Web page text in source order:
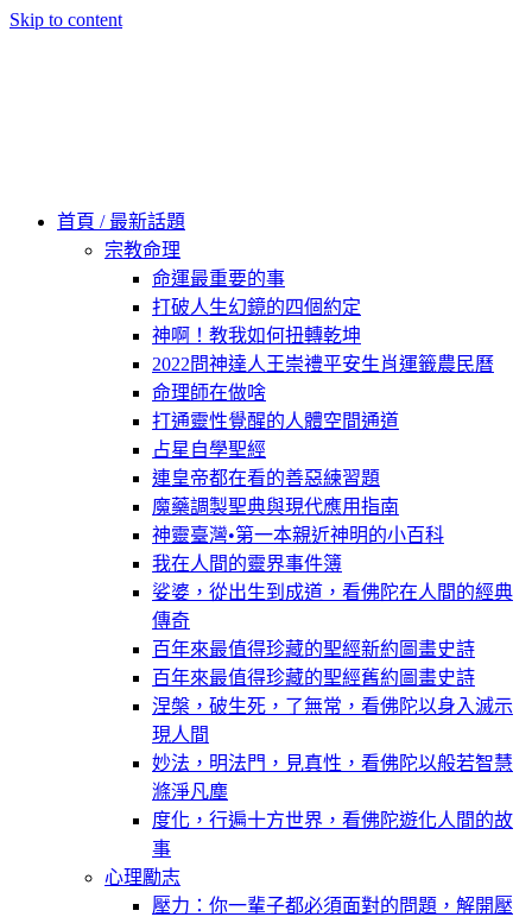
Skip to content
首頁 / 最新話題
宗教命理
命運最重要的事
打破人生幻鏡的四個約定
神啊！教我如何扭轉乾坤
2022問神達人王崇禮平安生肖運籤農民曆
命理師在做啥
打通靈性覺醒的人體空間通道
占星自學聖經
連皇帝都在看的善惡練習題
魔藥調製聖典與現代應用指南
神靈臺灣•第一本親近神明的小百科
我在人間的靈界事件簿
娑婆，從出生到成道，看佛陀在人間的經典
傳奇
百年來最值得珍藏的聖經新約圖畫史詩
百年來最值得珍藏的聖經舊約圖畫史詩
涅槃，破生死，了無常，看佛陀以身入滅示
現人間
妙法，明法門，見真性，看佛陀以般若智慧
滌淨凡塵
度化，行遍十方世界，看佛陀遊化人間的故
事
心理勵志
壓力：你一輩子都必須面對的問題，解開壓